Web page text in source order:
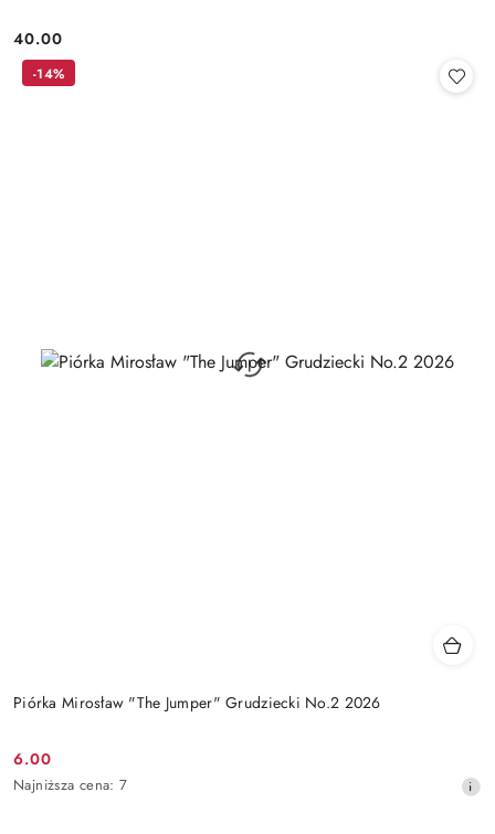
Cena:
40.00
Piórka Mirosław "The Jumper" Grudziecki No.2 2026
Cena
promocyjna:
6.00
Najniższa
Najniższa cena: 7
-14%